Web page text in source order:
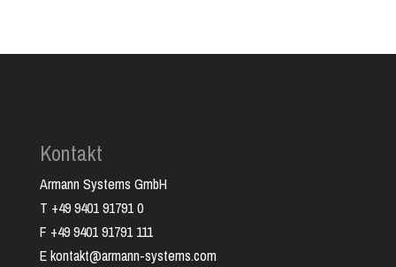
Kontakt
Armann Systems GmbH
T +49 9401 91791 0
F +49 9401 91791 111
E kontakt@armann-systems.com